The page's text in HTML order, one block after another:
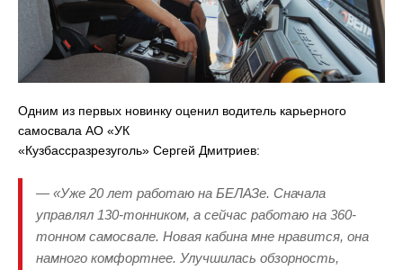
Одним из первых новинку оценил водитель карьерного
самосвала АО «УК
«Кузбассразрезуголь» Сергей Дмитриев:
— «Уже 20 лет работаю на БЕЛАЗе. Сначала
управлял 130-тонником, а сейчас работаю на 360-
тонном самосвале. Новая кабина мне нравится, она
намного комфортнее. Улучшилась обзорность,